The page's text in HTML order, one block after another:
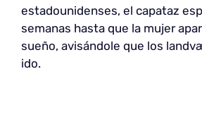
estadounidenses, el capataz
semanas hasta que la mujer
sueño, avisándole que los
ido.